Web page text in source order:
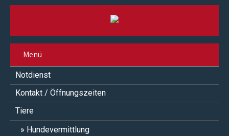
Menü
Notdienst
Kontakt / Öffnungszeiten
Tiere
Hundevermittlung